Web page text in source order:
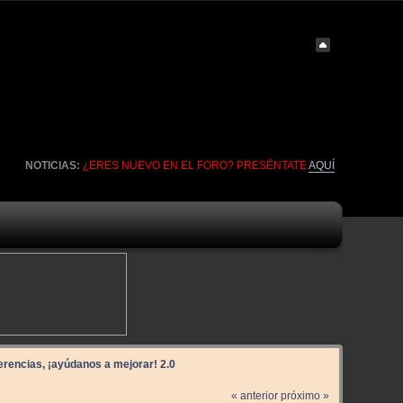
NOTICIAS: ¿ERES NUEVO EN EL FORO? PRESÉNTATEAQUÍ
¡ayúdanos a mejorar! 2.0
« anterior próximo »